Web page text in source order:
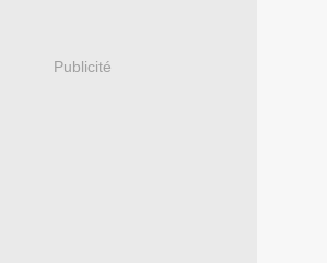
Publicité